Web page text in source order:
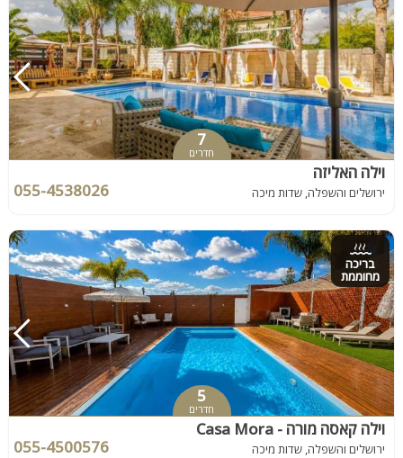
7
חדרים
וילה האליזה
ירושלים והשפלה, שדות מיכה 055-4538026
בריכה
מחוממת
5
חדרים
וילה קאסה מורה - Casa Mora
ירושלים והשפלה, שדות מיכה 055-4500576